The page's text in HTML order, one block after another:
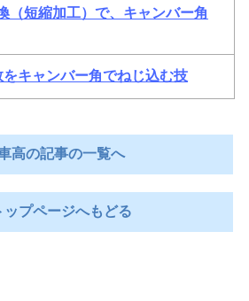
（短縮加工）で、キャンバー角
キャンバー角でねじ込む技
高の記事の一覧へ
ップページへもどる